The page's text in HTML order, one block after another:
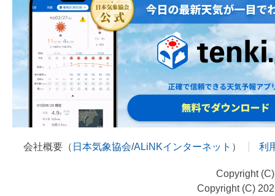
会社概要（ 日本気象協会/ALiNKインターネット ） 利
Copyright
Copyright (C)